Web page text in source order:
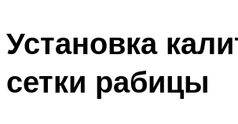
Установка
сетки рабицы